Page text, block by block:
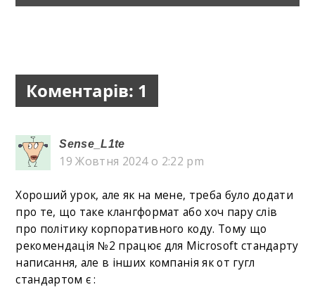
Коментарів: 1
Sense_L1te
19 Жовтня 2024 о 2:22 pm
Хороший урок, але як на мене, треба було додати
про те, що таке клангформат або хоч пару слів
про політику корпоративного коду. Тому що
рекомендація №2 працює для Microsoft стандарту
написання, але в інших компанія як от гугл
стандартом є :